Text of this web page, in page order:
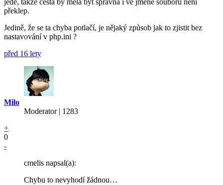
překlep.
Jedině, že se ta chyba potlačí, je nějaký způsob jak to zjistit bez
nastavování v php.ini ?
před 16 lety
Milo
Moderator | 1283
+
0
-
cmelis napsal(a):
Chybu to nevyhodí žádnou…